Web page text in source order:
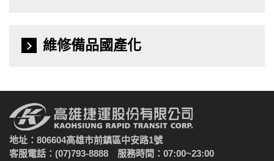
維修備品國產化
地址：806604高雄市前鎮區中安路1號
客服電話：(07)793-8888 服務時間：07:00~23:00